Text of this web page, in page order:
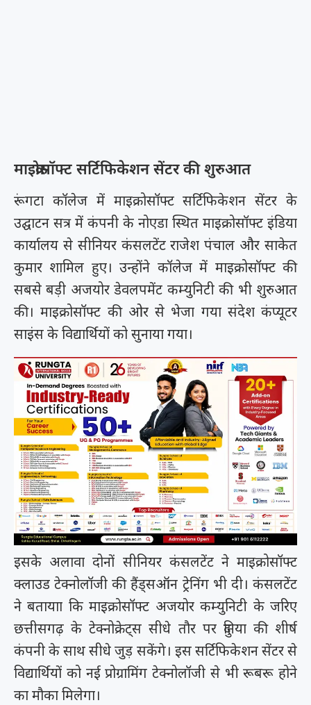
माइक्रोसॉफ्ट सर्टिफिकेशन सेंटर की शुरुआत
रूंगटा कॉलेज में माइक्रोसॉफ्ट सर्टिफिकेशन सेंटर के
उद्घाटन सत्र में कंपनी के नोएडा स्थित माइक्रोसॉफ्ट इंडिया
कार्यालय से सीनियर कंसलटेंट राजेश पंचाल और साकेत
कुमार शामिल हुए। उन्होंने कॉलेज में माइक्रोसॉफ्ट की
सबसे बड़ी अजयोर डेवलपमेंट कम्युनिटी की भी शुरुआत
की। माइक्रोसॉफ्ट की ओर से भेजा गया संदेश कंप्यूटर
साइंस के विद्यार्थियों को सुनाया गया।
इसके अलावा दोनों सीनियर कंसलटेंट ने माइक्रोसॉफ्ट
क्लाउड टेक्नोलॉजी की हैंड्सऑन ट्रेनिंग भी दी। कंसलटेंट
ने बतायाा कि माइक्रोसॉफ्ट अजयोर कम्युनिटी के जरिए
छत्तीसगढ़ के टेक्नोक्रेट्स सीधे तौर पर दुनिया की शीर्ष
कंपनी के साथ सीधे जुड़ सकेंगे। इस सर्टिफिकेशन सेंटर से
विद्यार्थियों को नई प्रोग्रामिंग टेक्नोलॉजी से भी रूबरू होने
का मौका मिलेगा।